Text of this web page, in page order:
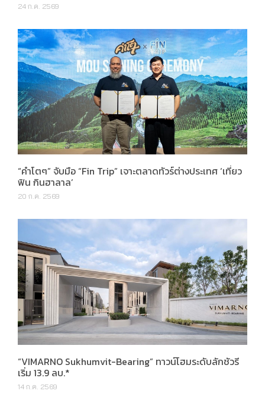
24 ก.ค. 2569
“คำโตๆ” จับมือ “Fin Trip” เจาะตลาดทัวร์ต่างประเทศ ‘เที่ยว
ฟิน กินฮาลาล’
20 ก.ค. 2569
“VIMARNO Sukhumvit-Bearing” ทาวน์โฮมระดับลักชัวรี
เริ่ม 13.9 ลบ.*
14 ก.ค. 2569